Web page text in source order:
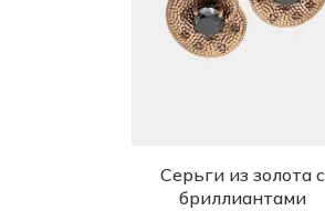
Серьги из золота с
бриллиантами